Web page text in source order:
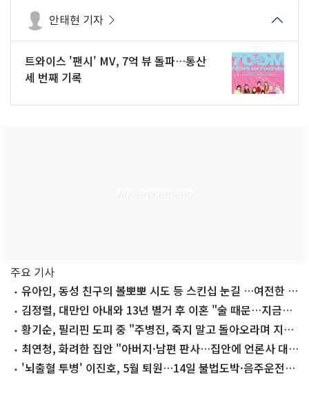
안태현 기자
트와이스 '팬시' MV, 7억 뷰 돌파…통산
세 번째 기록
주요 기사
유아인, 동성 친구의 볼뽀뽀 시도 등 스킨십 눈길 …여전한 비
주얼김정렬, 대만인 아내와 13년 별거 후 이혼 "술 때문…지금은
끊어"
황기순, 필리핀 도피 중 "주병진, 죽지 말고 돌아오라며 지
원"최연청, 화려한 집안 "아버지·남편 판사…집안에 언론사 대
표·국회의원도"
'뇌출혈 투병' 이진호, 5월 퇴원…14일 불법도박·음주운전